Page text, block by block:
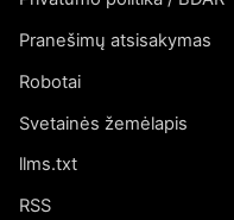
Pranešimų atsisakymas
Robotai
Svetainės žemėlapis
llms.txt
RSS